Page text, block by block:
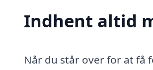
Indhent altid
Når du står over for at få